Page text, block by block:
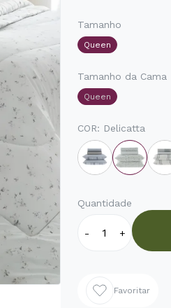
Tamanho
Queen
Tamanho da Cama
Queen
COR: Delicatta
Quantidade
- +
Favoritar